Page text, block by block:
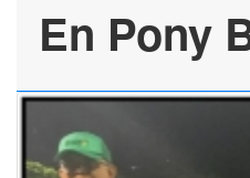
En Pony